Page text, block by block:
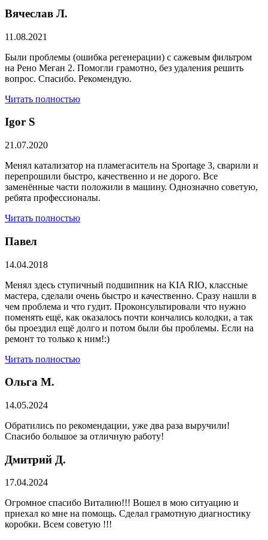
Вячеслав Л.
11.08.2021
Были проблемы (ошибка регенерации) с сажевым фильтром
на Рено Меган 2. Помогли грамотно, без удаления решить
вопрос. Спасибо. Рекомендую.
Читать полностью
​Igor S
21.07.2020
Менял катализатор на пламегаситель на Sportage 3, сварили и
перепрошили быстро, качественно и не дорого. Все
заменённые части положили в машину. Однозначно советую,
ребята профессионалы.
Читать полностью
Павел
14.04.2018
Менял здесь ступичный подшипник на KIA RIO, классные
мастера, сделали очень быстро и качественно. Сразу нашли в
чем проблема и что гудит. Проконсультировали что нужно
поменять ещё, как оказалось почти кончались колодки, а так
бы проездил ещё долго и потом были бы проблемы. Если на
ремонт то только к ним!:)
Читать полностью
Ольга М.
14.05.2024
Обратились по рекомендации, уже два раза выручили!
Спасибо большое за отличную работу!
Дмитрий Д.
17.04.2024
Огромное спасибо Виталию!!! Вошел в мою ситуацию и
приехал ко мне на помощь. Сделал грамотную диагностику
коробки. Всем советую !!!